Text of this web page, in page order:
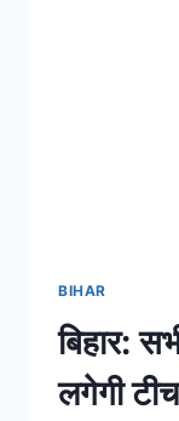
BIHAR
बिहार:
लगेगी